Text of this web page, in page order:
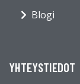
Blogi
YHTEYSTIEDOT